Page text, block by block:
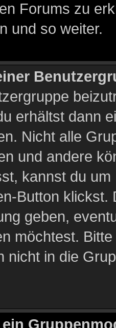
Forums zu
und so weiter.
erhältst dann
Nicht alle
und andere
kannst du
Button
geben,
möchtest.
nicht in die